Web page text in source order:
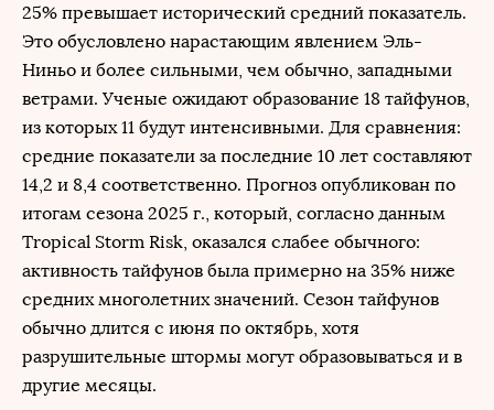
25% превышает исторический средний показатель.
Это обусловлено нарастающим явлением Эль-
Ниньо и более сильными, чем обычно, западными
ветрами. Ученые ожидают образование 18 тайфунов,
из которых 11 будут интенсивными. Для сравнения:
средние показатели за последние 10 лет составляют
14,2 и 8,4 соответственно. Прогноз опубликован по
итогам сезона 2025 г., который, согласно данным
Tropical Storm Risk, оказался слабее обычного:
активность тайфунов была примерно на 35% ниже
средних многолетних значений. Сезон тайфунов
обычно длится с июня по октябрь, хотя
разрушительные штормы могут образовываться и в
другие месяцы.